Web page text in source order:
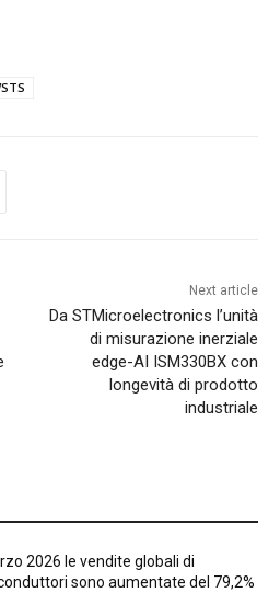
Next article
Da STMicroelectronics l’unità
di misurazione inerziale
edge-AI ISM330BX con
longevità di prodotto
industriale
2026 le vendite globali di
sono aumentate del 79,2%